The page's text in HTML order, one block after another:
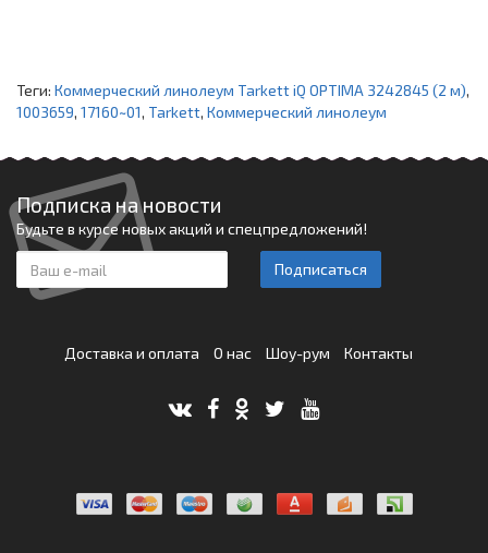
Теги: Коммерческий линолеум Tarkett iQ OPTIMA 3242845 (2 м),
1003659, 17160~01, Tarkett, Коммерческий линолеум
Подписка на новости
Будьте в курсе новых акций и спецпредложений!
Подписаться
Доставка и оплата О нас Шоу-рум Контакты